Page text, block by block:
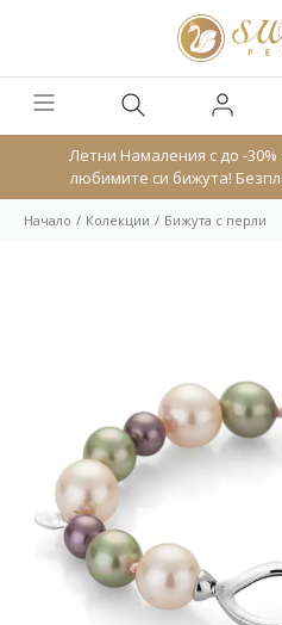
Летни Намаления с до -
любимите си бижута!
Начало Колекции Бижута с перли